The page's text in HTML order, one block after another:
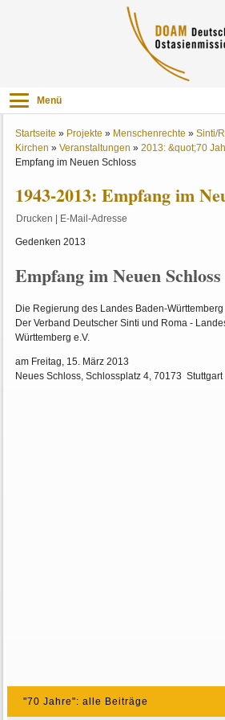
Menü
Startseite » Projekte » Menschenrechte »Sinti/
Kirchen »Veranstaltungen »2013: &quot;70
Empfang im Neuen Schloss
1943-2013: Empfang im
Drucken E-Mail-Adresse
Gedenken 2013
Empfang im Neuen Schloss
Die Regierung des Landes Baden-Württemberg
Der Verband Deutscher Sinti und Roma -
Württemberg e.V.
am Freitag, 15. März 2013
Neues Schloss, Schlossplatz 4, 70173 Stuttgart
"70 Jahre": alle Beiträge